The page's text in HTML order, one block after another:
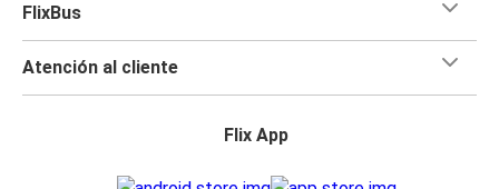
FlixBus
Atención al cliente
Flix App